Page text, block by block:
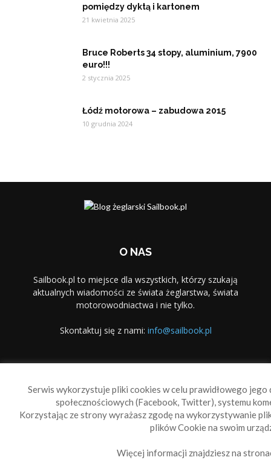
pomiędzy dyktą i kartonem
21 kwietnia 2025
Bruce Roberts 34 stopy, aluminium, 7900
euro!!!
2 stycznia 2025
Łódź motorowa – zabudowa 2015
10 grudnia 2024
O NAS
Sailbook.pl to miejsce dla wszystkich, którzy szukają
aktualnych wiadomości ze świata żeglarstwa, świata
motorowodniactwa i nie tylko.
Skontaktuj się z nami: info@sailbook.pl
Reklama
Polityka prywatności
Serwis wykorzystuje pliki cookies w celu prawidłowego
społecznościowych (Facebook, Twitter), systemu
Korzystając ze strony wyrażasz zgodę na wykorzystywanie
plików Cookie na swoim
Więcej informacji znajdziesz na